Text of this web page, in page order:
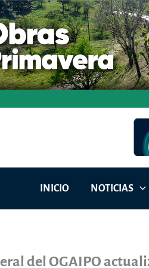
INICIO NOTICIAS
del OGAIPO